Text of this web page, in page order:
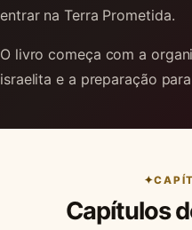
entrar na Terra Prometida.
O livro começa com a
israelita e a preparação
Capítulos